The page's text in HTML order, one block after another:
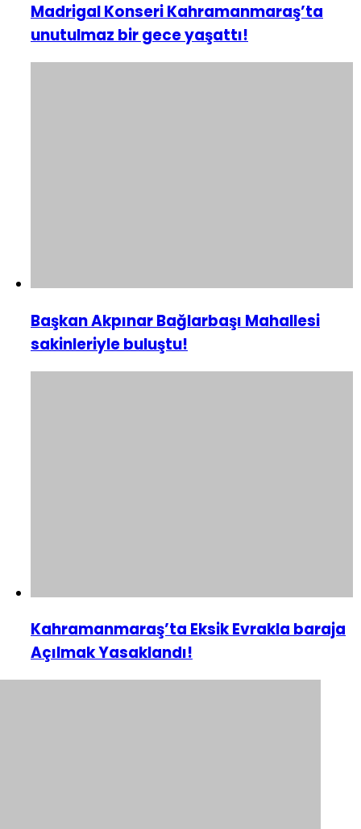
Madrigal Konseri Kahramanmaraş’ta
unutulmaz bir gece yaşattı!
Başkan Akpınar Bağlarbaşı Mahallesi
sakinleriyle buluştu!
Kahramanmaraş’ta Eksik Evrakla baraja
Açılmak Yasaklandı!